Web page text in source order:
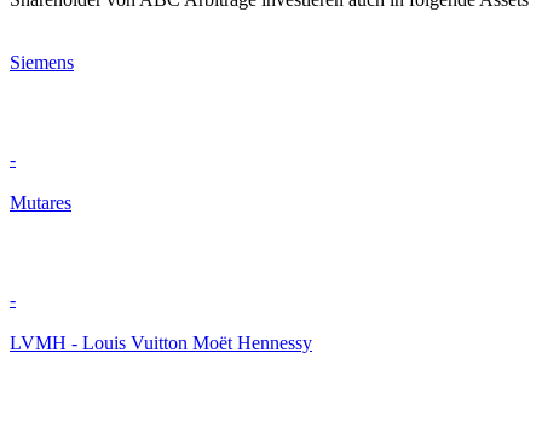
Siemens
-
Mutares
-
LVMH - Louis Vuitton Moët Hennessy